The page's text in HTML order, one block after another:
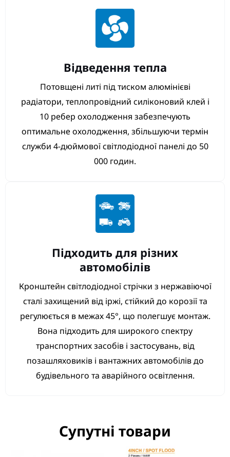
Відведення тепла
Потовщені литі під тиском алюмінієві
радіатори, теплопровідний силіконовий клей і
10 ребер охолодження забезпечують
оптимальне охолодження, збільшуючи термін
служби 4-дюймової світлодіодної панелі до 50
000 годин.
Підходить для різних
автомобілів
Кронштейн світлодіодної стрічки з нержавіючої
сталі захищений від іржі, стійкий до корозії та
регулюється в межах 45°, що полегшує монтаж.
Вона підходить для широкого спектру
транспортних засобів і застосувань, від
позашляховиків і вантажних автомобілів до
будівельного та аварійного освітлення.
Супутні товари